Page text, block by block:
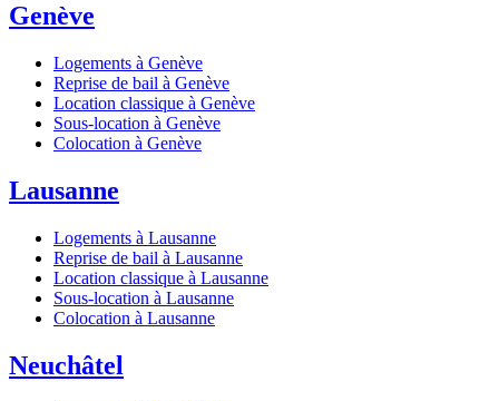
Genève
Logements à Genève
Reprise de bail à Genève
Location classique à Genève
Sous-location à Genève
Colocation à Genève
Lausanne
Logements à Lausanne
Reprise de bail à Lausanne
Location classique à Lausanne
Sous-location à Lausanne
Colocation à Lausanne
Neuchâtel